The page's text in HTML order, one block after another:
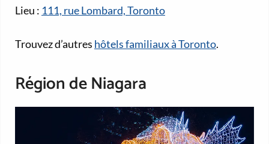
Lieu : 111, rue Lombard, Toronto
Trouvez d’autres hôtels familiaux à Toronto.
Région de Niagara